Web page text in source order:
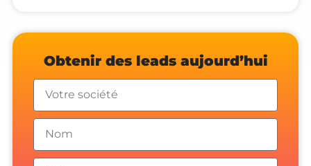
Obtenir des leads aujourd’hui